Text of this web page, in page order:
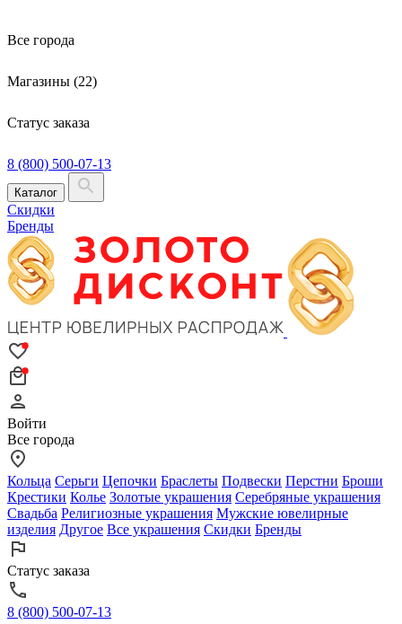
Все города
Магазины (22)
Статус заказа
8 (800) 500-07-13
Каталог
Скидки
Бренды
Войти
Все города
Кольца Серьги Цепочки Браслеты Подвески Перстни Броши
Крестики Колье Золотые украшения Серебряные украшения
Свадьба Религиозные украшения Мужские ювелирные
изделия Другое Все украшения Скидки Бренды
Статус заказа
8 (800) 500-07-13